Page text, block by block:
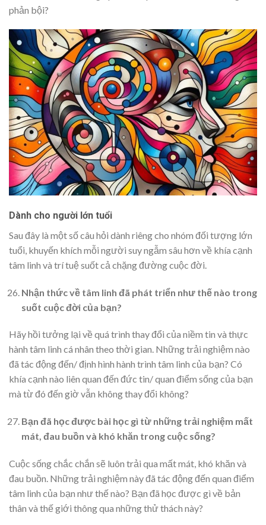
phản bội?
Dành cho người lớn tuổi
Sau đây là một số câu hỏi dành riêng cho nhóm đối tượng lớn
tuổi, khuyến khích mỗi người suy ngẫm sâu hơn về khía cạnh
tâm linh và trí tuệ suốt cả chặng đường cuộc đời.
Nhận thức về tâm linh đã phát triển như thế nào trong
suốt cuộc đời của bạn?
Hãy hồi tưởng lại về quá trình thay đổi của niềm tin và thực
hành tâm linh cá nhân theo thời gian. Những trải nghiệm nào
đã tác động đến/ định hình hành trình tâm linh của bạn? Có
khía cạnh nào liên quan đến đức tin/ quan điểm sống của bạn
mà từ đó đến giờ vẫn không thay đổi không?
Bạn đã học được bài học gì từ những trải nghiệm mất
mát, đau buồn và khó khăn trong cuộc sống?
Cuộc sống chắc chắn sẽ luôn trải qua mất mát, khó khăn và
đau buồn. Những trải nghiệm này đã tác động đến quan điểm
tâm linh của bạn như thế nào? Bạn đã học được gì về bản
thân và thế giới thông qua những thử thách này?